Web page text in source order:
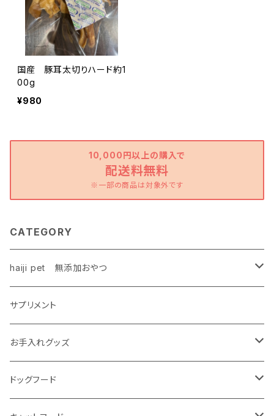
国産 豚耳太切りハード約1
00g
¥980
10,000円以上の購入で
配送料無料
※一部の商品は対象外です
CATEGORY
haiji pet 無添加おやつ
鶏
ハードタイプ
ソフトタイプ
お魚
ハードタイプ
牛・豚
サプリメント
お手入れグッズ
無添加シャンプー
ドッグフード